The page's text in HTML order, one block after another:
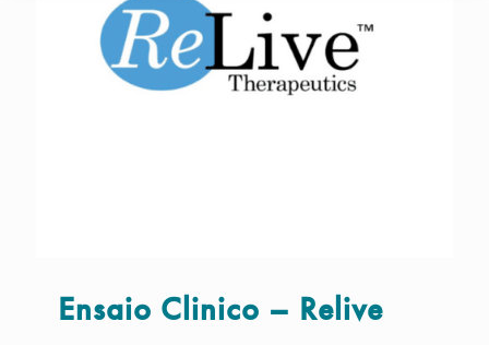
Ensaio Clinico – Relive